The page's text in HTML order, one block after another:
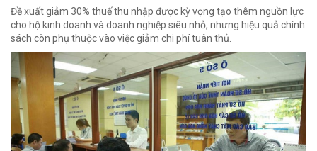
Đề xuất giảm 30% thuế thu nhập được kỳ vọng tạo thêm nguồn lực
cho hộ kinh doanh và doanh nghiệp siêu nhỏ, nhưng hiệu quả chính
sách còn phụ thuộc vào việc giảm chi phí tuân thủ.